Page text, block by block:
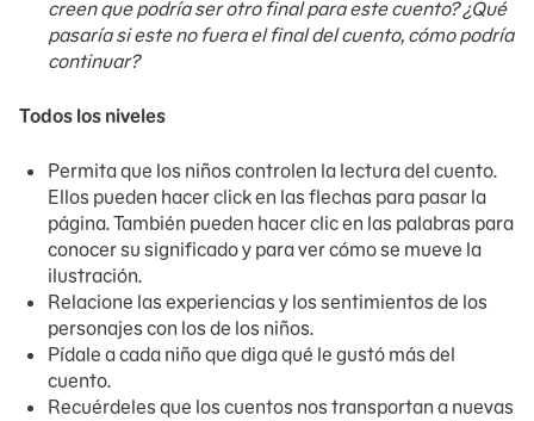
creen que podría ser otro final para este cuento? ¿Qué
pasaría si este no fuera el final del cuento, cómo podría
continuar?
Todos los niveles
Permita que los niños controlen la lectura del cuento.
Ellos pueden hacer click en las flechas para pasar la
página. También pueden hacer clic en las palabras para
conocer su significado y para ver cómo se mueve la
ilustración.
Relacione las experiencias y los sentimientos de los
personajes con los de los niños.
Pídale a cada niño que diga qué le gustó más del
cuento.
Recuérdeles que los cuentos nos transportan a nuevas